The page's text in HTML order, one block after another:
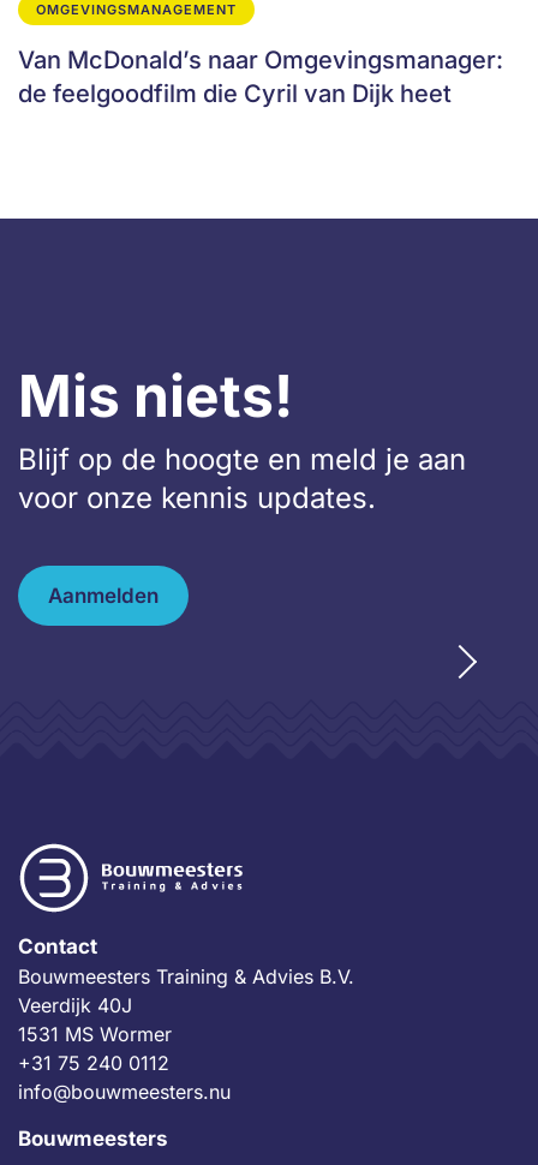
OMGEVINGSMANAGEMENT
Van McDonald’s naar Omgevingsmanager:
de feelgoodfilm die Cyril van Dijk heet
Mis niets!
Blijf op de hoogte en meld je aan
voor onze kennis updates.
Aanmelden
Contact
Bouwmeesters Training & Advies B.V.
Veerdijk 40J
1531 MS Wormer
+31 75 240 0112
info@bouwmeesters.nu
Bouwmeesters